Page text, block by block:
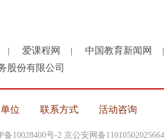
爱课程网 中国教育新闻网
股份有限公司
位 联系方式 活动咨询
备10028400号-2 京公安网备